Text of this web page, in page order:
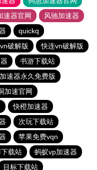
速器官网
风驰加速器
quickq
破解版
快连vn破解版
书游下载站
速器永久免费版
加速官网
快橙加速器
次玩下载站
苹果免费vqn
载站
蚂蚁vp加速器
目标下载站